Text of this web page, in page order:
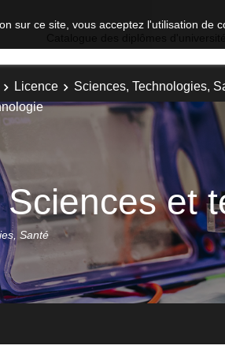
sur ce site, vous acceptez l'utilisation de
Licence Sciences, Technologies,
et
Santé